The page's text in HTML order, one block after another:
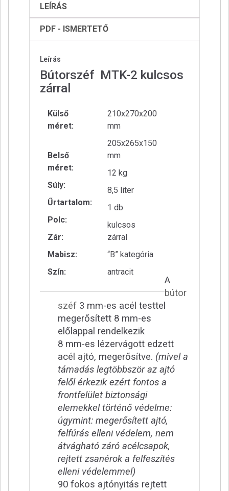
LEÍRÁS
PDF - ISMERTETŐ
Leírás
Bútorszéf MTK-2 kulcsos
zárral
Külső
méret:
Belső
méret:
Súly:
Űrtartalom:
Polc:
Zár:
Mabisz:
Szín:
210x270x200
mm
205x265x150
mm
12 kg
8,5 liter
1 db
kulcsos
zárral
“B” kategória
antracit
A
bútor
széf 3 mm-es acél testtel
megerősített 8 mm-es
előlappal rendelkezik
8 mm-es lézervágott edzett
acél ajtó, megerősítve. (mivel a
támadás legtöbbször az ajtó
felől érkezik ezért fontos a
frontfelület biztonsági
elemekkel történő védelme:
úgymint: megerősített ajtó,
felfúrás elleni védelem, nem
átvágható záró acélcsapok,
rejtett zsanérok a felfeszítés
elleni védelemmel)
90 fokos ajtónyitás rejtett